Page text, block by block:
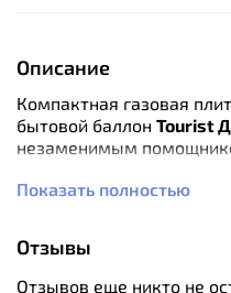
Описание
Компактная газовая
бытовой баллон Tourist
незаменимым
грамм, который
того, чтобы разжечь
с собой спички или
Показать полностью
Отзывы
Отзывов еще никто не